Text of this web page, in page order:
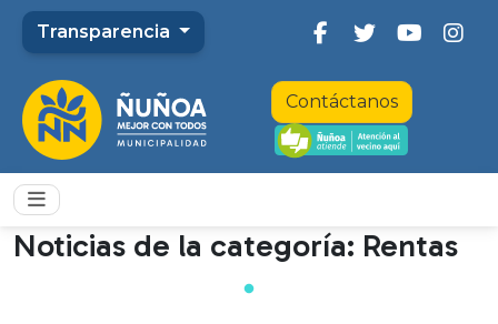
Transparencia
Contáctanos
Noticias de la categoría: Rentas